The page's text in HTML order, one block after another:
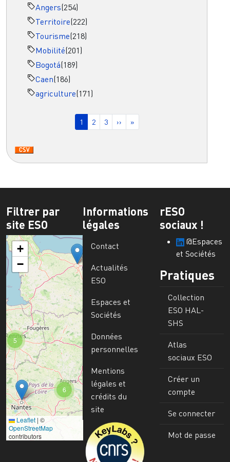
Angers(254)
Territoire(222)
Tourisme(218)
Mobilité(201)
Bogotá(189)
Caen(186)
agriculture(171)
Page courante
1 Page
2 Page
3 Page suivante
›› Dernière page
»
Filtrer par
site ESO
6
5
+
−
Leaflet | ©
OpenStreetMap
contributors
Informations
légales
Contact
Actualités
ESO
Espaces et
Sociétés
Données
personnelles
Mentions
légales et
crédits du
site
Image
rESO
sociaux !
@Espaces
et Sociétés
Pratiques
Collection
ESO HAL-
SHS
Atlas
sociaux ESO
Créer un
compte
Se connecter
Mot de passe